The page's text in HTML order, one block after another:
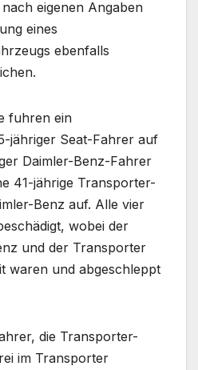
eigenen Angaben
eines
ebenfalls
fuhren ein
jähriger Seat-Fahrer auf
Daimler-Benz-Fahrer
41-jährige Transporter-
Benz auf. Alle vier
wobei der
und der Transporter
waren und abgeschleppt
die Transporter-
im Transporter